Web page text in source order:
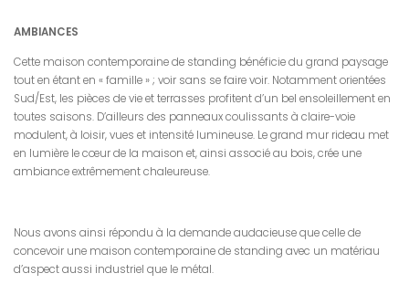
AMBIANCES
Cette maison contemporaine de standing bénéficie du grand paysage
tout en étant en « famille » ; voir sans se faire voir. Notamment orientées
Sud/Est, les pièces de vie et terrasses profitent d’un bel ensoleillement en
toutes saisons. D’ailleurs des panneaux coulissants à claire-voie
modulent, à loisir, vues et intensité lumineuse. Le grand mur rideau met
en lumière le cœur de la maison et, ainsi associé au bois, crée une
ambiance extrêmement chaleureuse.
Nous avons ainsi répondu à la demande audacieuse que celle de
concevoir une maison contemporaine de standing avec un matériau
d’aspect aussi industriel que le métal.